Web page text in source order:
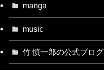
manga
music
竹 慎一郎の公式ブログ